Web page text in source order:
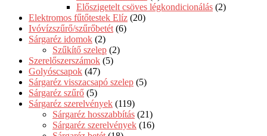
Előszigetelt csöves légkondicionálás (2)
Elektromos fűtőtestek Elíz (20)
Ivóvízszűrő/szűrőbetét (6)
Sárgaréz idomok (2)
Szűkítő szelep (2)
Szerelőszerszámok (5)
Golyóscsapok (47)
Sárgaréz visszacsapó szelep (5)
Sárgaréz szűrő (5)
Sárgaréz szerelvények (119)
Sárgaréz hosszabbítás (21)
Sárgaréz szerelvények (16)